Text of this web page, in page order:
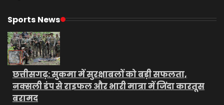
Sports News
छत्तीसगढ़: सुकमा में सुरक्षाबलों को बड़ी सफलता,
नक्सली डंप से राइफल और भारी मात्रा में जिंदा कारतूस
बरामद